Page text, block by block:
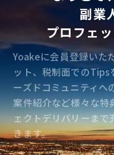
副業
プロフェ
Yoakeに会員登録いた
ット、税制面でのTips
ーズドコミュニティへ
案件紹介など様々な特
ェクトデリバリーまで
きます。